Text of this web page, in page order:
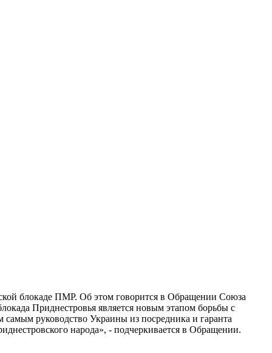
блокаде ПМР. Об этом говорится в Обращении Союза
Приднестровья является новым этапом борьбы с
руководство Украины из посредника и гаранта
народа», - подчеркивается в Обращении.